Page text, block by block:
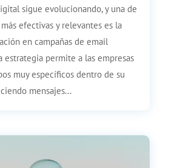
sigue evolucionando, y una de
efectivas y relevantes es la
en campañas de email
estrategia permite a las empresas
muy específicos dentro de su
mensajes...